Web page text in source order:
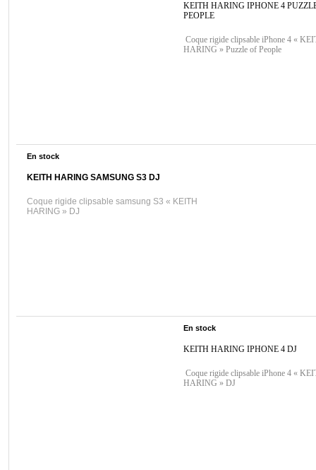
KEITH HARING IPHONE 4
PEOPLE
Coque rigide clipsable iPhone 4 «
HARING » Puzzle of People
En stock
KEITH HARING SAMSUNG S3 DJ
Coque rigide clipsable samsung S3 « KEITH
HARING » DJ
En stock
KEITH HARING IPHONE 4 DJ
Coque rigide clipsable iPhone 4 «
HARING » DJ